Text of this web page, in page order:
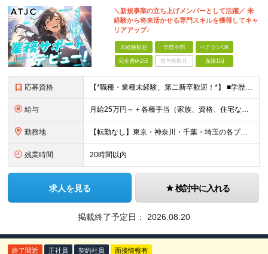
＼新規事業の立ち上げメンバーとして活躍／ 未
経験から将来活かせる専門スキルを獲得してキャ
リアアップ♪
未経験歓迎 学歴不問 ベテランOK
完全週休2日 賞与複数月 面接1回
応募資格 【*職種・業種未経験、第二新卒歓迎！*】 ■学歴不問 ☆意欲重視の採用です！社会人デビューの方も、PCスキルゼロの方も興味さえあれば大歓迎です！ ☆資格・経験・ブランク・転職回数などはすべて不問！
給与 月給25万円～＋各種手当（家族、資格、住宅など） ★ご経験をお持ちの方は前職給与保証！ ※試用期間は6ヶ月 ※上記には固定残業代（33,784円～／20時間分）を含みます。超過分は追加支給致します。
勤務地 【転勤なし】東京・神奈川・千葉・埼玉の各プロジェクト先での勤務【直行直帰OK】 ※工事現場もしくは事業所に直行直帰となります。 【東京オフィス】★市ヶ谷駅から徒歩1分 東京都千代田区九段北4-1-9
残業時間 20時間以内
求人を見る 検討中に入れる
掲載終了予定日： 2026.08.20
終了間近 正社員 契約社員 面接情報有